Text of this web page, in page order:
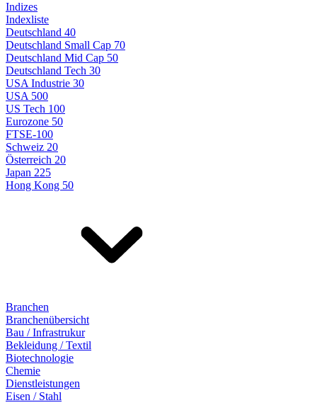
Indizes
Indexliste
Deutschland 40
Deutschland Small Cap 70
Deutschland Mid Cap 50
Deutschland Tech 30
USA Industrie 30
USA 500
US Tech 100
Eurozone 50
FTSE-100
Schweiz 20
Österreich 20
Japan 225
Hong Kong 50
Branchen
Branchenübersicht
Bau / Infrastrukur
Bekleidung / Textil
Biotechnologie
Chemie
Dienstleistungen
Eisen / Stahl